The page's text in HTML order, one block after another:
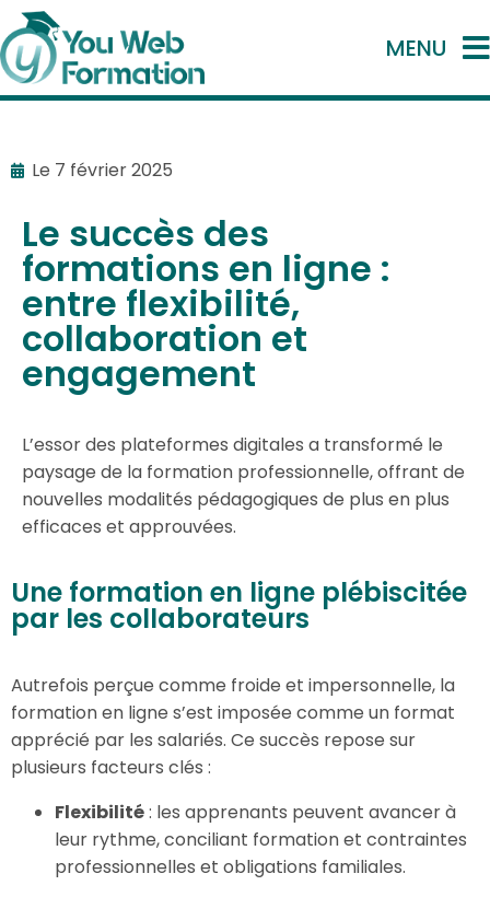
MENU
Le 7 février 2025
Le succès des
formations en ligne :
entre flexibilité,
collaboration et
engagement
L’essor des plateformes digitales a transformé le
paysage de la formation professionnelle, offrant de
nouvelles modalités pédagogiques de plus en plus
efficaces et approuvées.
Une formation en ligne plébiscitée
par les collaborateurs
Autrefois perçue comme froide et impersonnelle, la
formation en ligne s’est imposée comme un format
apprécié par les salariés. Ce succès repose sur
plusieurs facteurs clés :
Flexibilité: les apprenants peuvent avancer à
leur rythme, conciliant formation et contraintes
professionnelles et obligations familiales.